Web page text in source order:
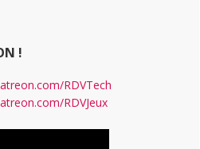
!
RDVTech
RDVJeux